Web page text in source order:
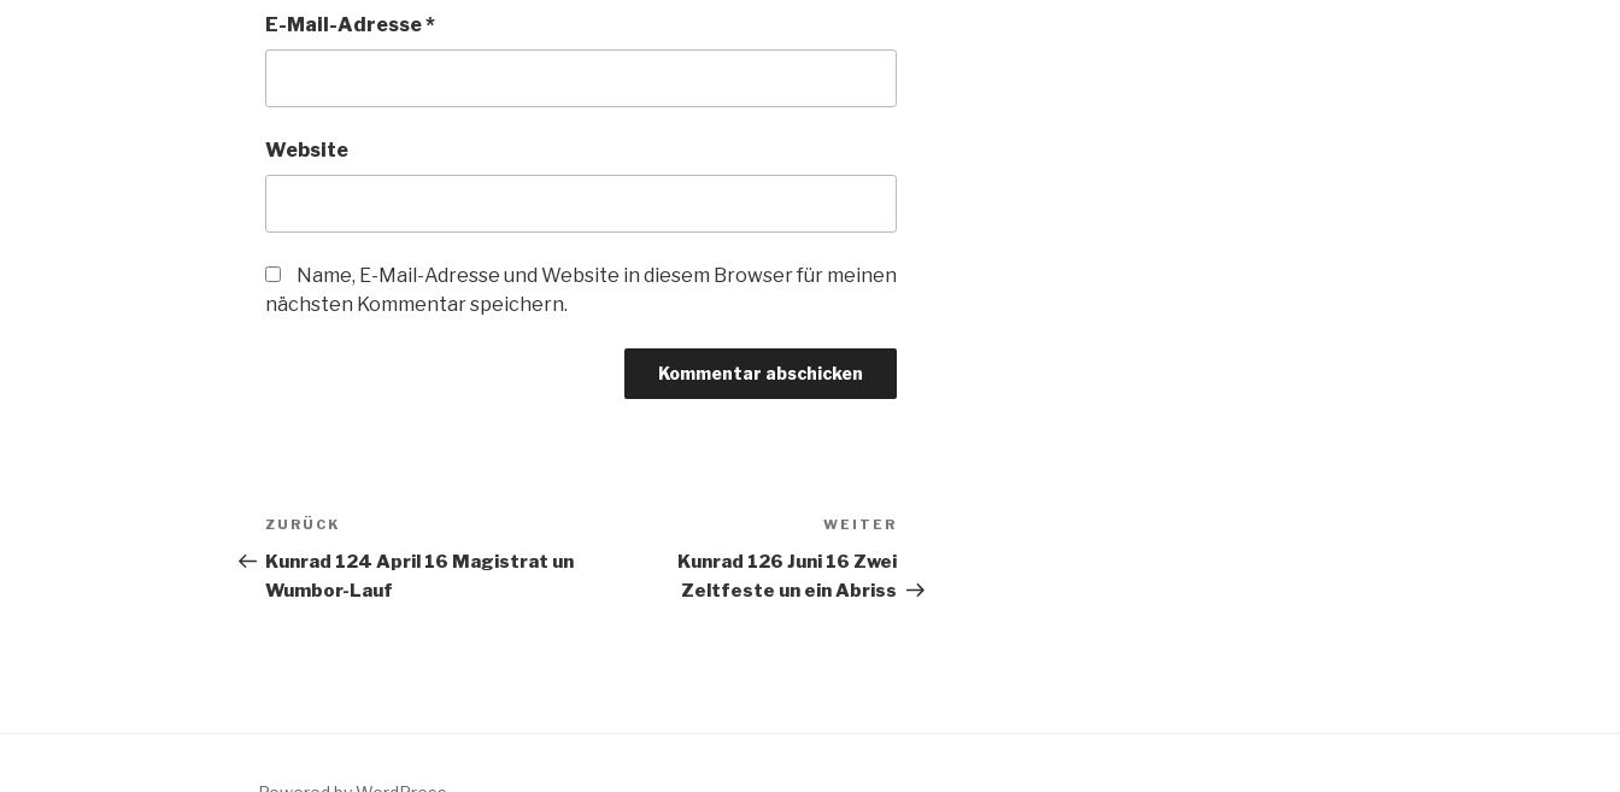
E-Mail-Adresse*
Website
Name, E-Mail-Adresse und Website in diesem Browser für meinen
nächsten Kommentar speichern.
Beitragsnavigation
Vorheriger
Beitrag
ZURÜCK
Kunrad 124 April 16 Magistrat un
Wumbor-Lauf
Beitrag
WEITER
Kunrad 126 Juni 16 Zwei
Zeltfeste un ein Abriss